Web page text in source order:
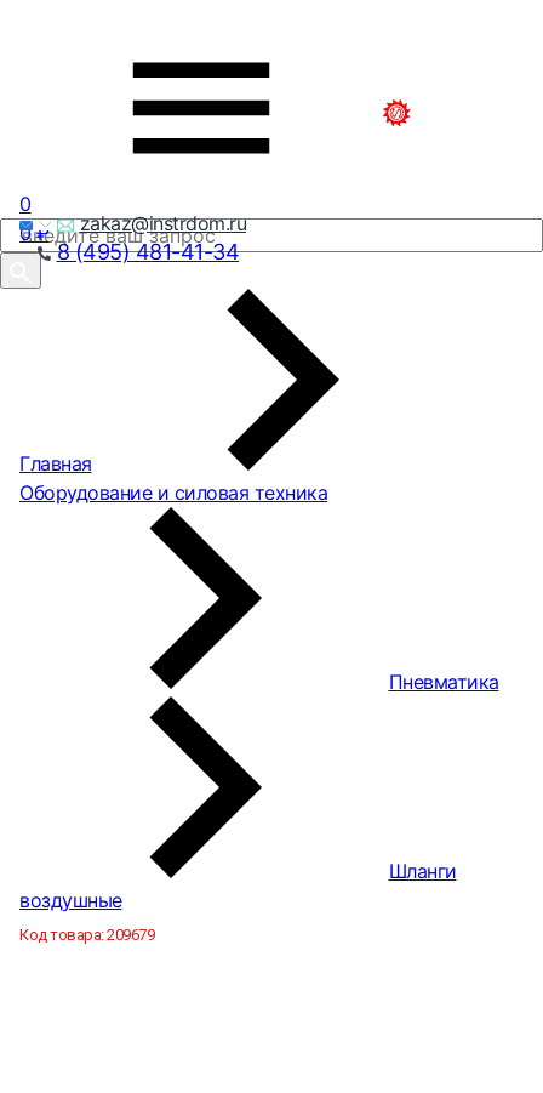
zakaz@instrdom.ru
8 (495) 481-41-34
0
0₽
Главная
Оборудование и силовая техника
Пневматика
Шланги
воздушные
Код товара:209679